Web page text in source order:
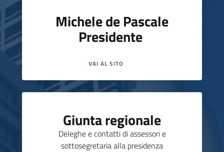
Argomenti
Campagne
Michele de Pascale
Presidente
VAI AL SITO
Giunta regionale
Deleghe e contatti di assessori e
sottosegretaria alla presidenza